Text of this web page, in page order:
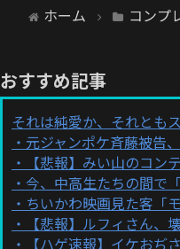
ホーム コンプ
おすすめ記事
それは純愛か、それとも
元ジャンポケ斉藤被告
【悲報】みい山のコン
今、中高生たちの間で
ちいかわ映画見た客「
【悲報】ルフィさん、
【ハゲ速報】イケおぢ